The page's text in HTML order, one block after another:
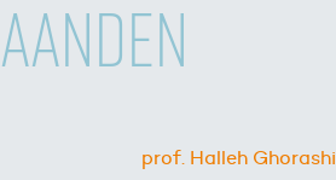
prof. Halleh Ghorashi